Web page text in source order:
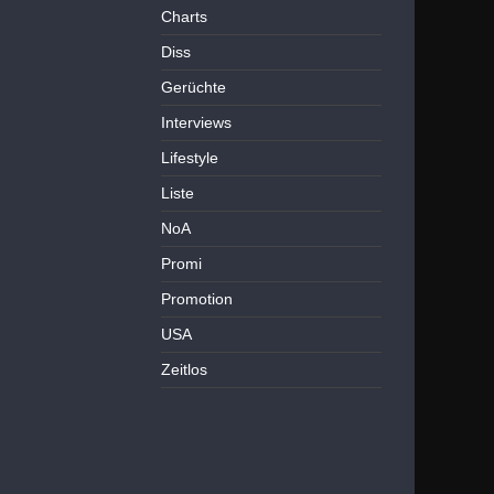
Charts
Diss
Gerüchte
Interviews
Lifestyle
Liste
NoA
Promi
Promotion
USA
Zeitlos